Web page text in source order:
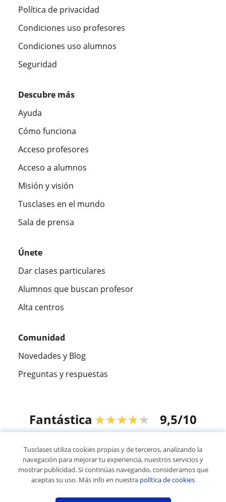
Política de privacidad
Condiciones uso profesores
Condiciones uso alumnos
Seguridad
Descubre más
Ayuda
Cómo funciona
Acceso profesores
Acceso a alumnos
Misión y visión
Tusclases en el mundo
Sala de prensa
Únete
Dar clases particulares
Alumnos que buscan profesor
Alta centros
Comunidad
Novedades y Blog
Preguntas y respuestas
Fantástica ★★★★★ 9,5/10
© 2007 - 2026 Tusclases.pe
Mapa web:Profesores particulares
Tusclases utiliza cookies propias y de terceros, analizando la
navegación para mejorar tu experiencia, nuestros servicios y
mostrar publicidad. Si continúas navegando, consideramos que
aceptas su uso. Más info en nuestra política de cookies